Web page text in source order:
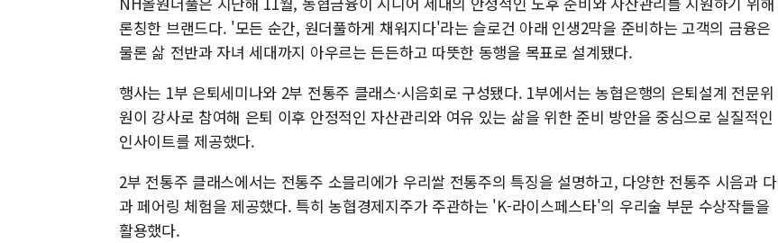
론칭한 브랜드다. '모든 순간, 원더풀하게 채워지다'라는 슬로건 아래 인생2막을 준비하는 고객의 금융은
물론 삶 전반과 자녀 세대까지 아우르는 든든하고 따뜻한 동행을 목표로 설계됐다.
행사는 1부 은퇴세미나와 2부 전통주 클래스·시음회로 구성됐다. 1부에서는 농협은행의 은퇴설계 전문위
원이 강사로 참여해 은퇴 이후 안정적인 자산관리와 여유 있는 삶을 위한 준비 방안을 중심으로 실질적인
인사이트를 제공했다.
2부 전통주 클래스에서는 전통주 소믈리에가 우리쌀 전통주의 특징을 설명하고, 다양한 전통주 시음과 다
과 페어링 체험을 제공했다. 특히 농협경제지주가 주관하는 'K-라이스페스타'의 우리술 부문 수상작들을
활용했다.